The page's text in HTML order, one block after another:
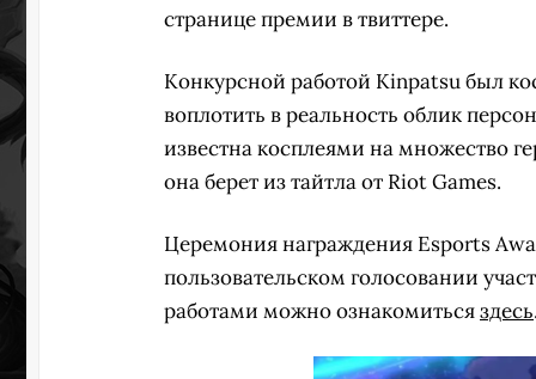
странице премии в твиттере.
Конкурсной работой Kinpatsu был
воплотить в реальность облик
известна косплеями на множество
она берет из тайтла от Riot Games.
Церемония награждения Esports
пользовательском голосовании
работами можно ознакомитьсяздесь